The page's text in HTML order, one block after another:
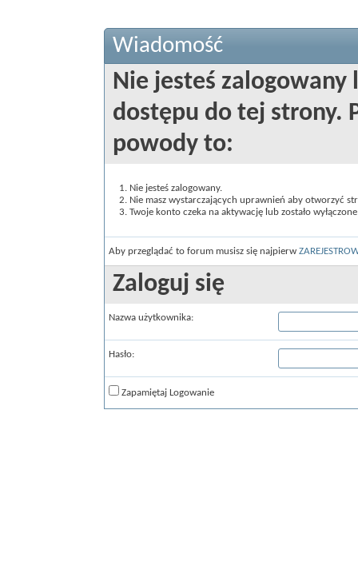
Wiadomość
Nie jesteś zalogowany
dostępu do tej strony.
powody to:
Nie jesteś zalogowany.
Nie masz wystarczających uprawnień aby otworzyć
Twoje konto czeka na aktywację lub zostało
Aby przeglądać to forum musisz się najpierw
Zaloguj się
Nazwa użytkownika:
Hasło:
Zapamiętaj Logowanie